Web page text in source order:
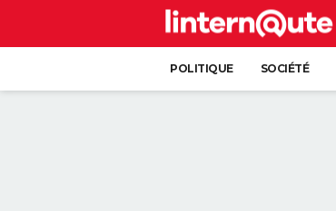
POLITIQUE SOCIÉTÉ